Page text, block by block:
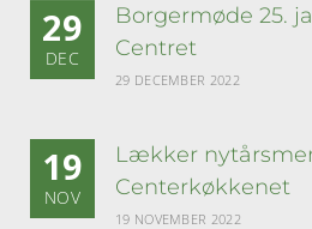
29
DEC
Borgermøde 25.
Centret
29 DECEMBER 2022
19
NOV
Lækker
Centerkøkkenet
19 NOVEMBER 2022